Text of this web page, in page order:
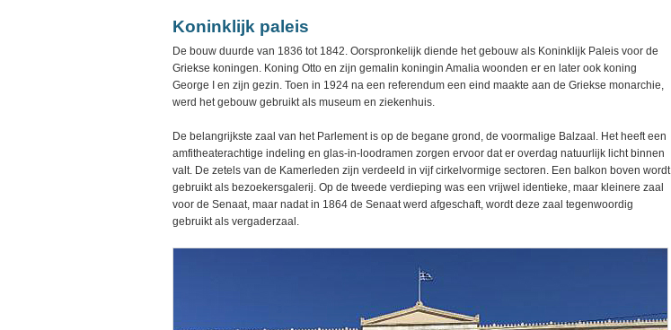
Koninklijk paleis
De bouw duurde van 1836 tot 1842. Oorspronkelijk diende het gebouw als Koninklijk Paleis voor de
Griekse koningen. Koning Otto en zijn gemalin koningin Amalia woonden er en later ook koning
George I en zijn gezin. Toen in 1924 na een referendum een eind maakte aan de Griekse monarchie,
werd het gebouw gebruikt als museum en ziekenhuis.
De belangrijkste zaal van het Parlement is op de begane grond, de voormalige Balzaal. Het heeft een
amfitheaterachtige indeling en glas-in-loodramen zorgen ervoor dat er overdag natuurlijk licht binnen
valt. De zetels van de Kamerleden zijn verdeeld in vijf cirkelvormige sectoren. Een balkon boven wordt
gebruikt als bezoekersgalerij. Op de tweede verdieping was een vrijwel identieke, maar kleinere zaal
voor de Senaat, maar nadat in 1864 de Senaat werd afgeschaft, wordt deze zaal tegenwoordig
gebruikt als vergaderzaal.